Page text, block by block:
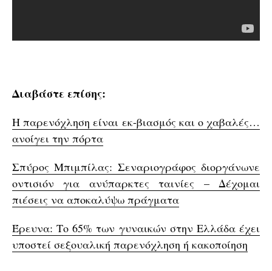
Διαβάστε επίσης:
Η παρενόχληση είναι εκ-βιασμός και ο χαβαλές…
ανοίγει την πόρτα
Σπύρος Μπιμπίλας: Σεναριογράφος διοργάνωνε
οντισιόν για ανύπαρκτες ταινίες – Δέχομαι
πιέσεις να αποκαλύψω πράγματα
Έρευνα: Το 65% των γυναικών στην Ελλάδα έχει
υποστεί σεξουαλική παρενόχληση ή κακοποίηση